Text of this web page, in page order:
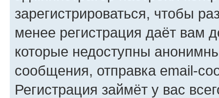
зарегистрироваться, чтобы
менее регистрация даёт вам
которые недоступны
сообщения, отправка email-
Регистрация займёт у вас